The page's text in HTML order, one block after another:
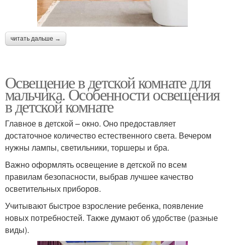
читать дальше →
Освещение в детской комнате для
мальчика. Особенности освещения
в детской комнате
Главное в детской – окно. Оно предоставляет
достаточное количество естественного света. Вечером
нужны лампы, светильники, торшеры и бра.
Важно оформлять освещение в детской по всем
правилам безопасности, выбрав лучшее качество
осветительных приборов.
Учитывают быстрое взросление ребенка, появление
новых потребностей. Также думают об удобстве (разные
виды).